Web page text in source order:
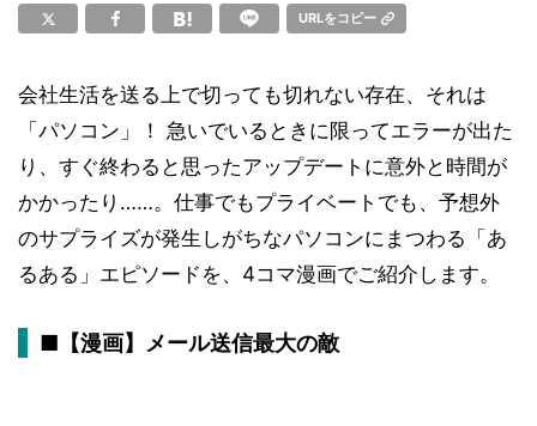
URLをコピー
会社生活を送る上で切っても切れない存在、それは
「パソコン」！ 急いでいるときに限ってエラーが出た
り、すぐ終わると思ったアップデートに意外と時間が
かかったり……。仕事でもプライベートでも、予想外
のサプライズが発生しがちなパソコンにまつわる「あ
るある」エピソードを、4コマ漫画でご紹介します。
■【漫画】メール送信最大の敵